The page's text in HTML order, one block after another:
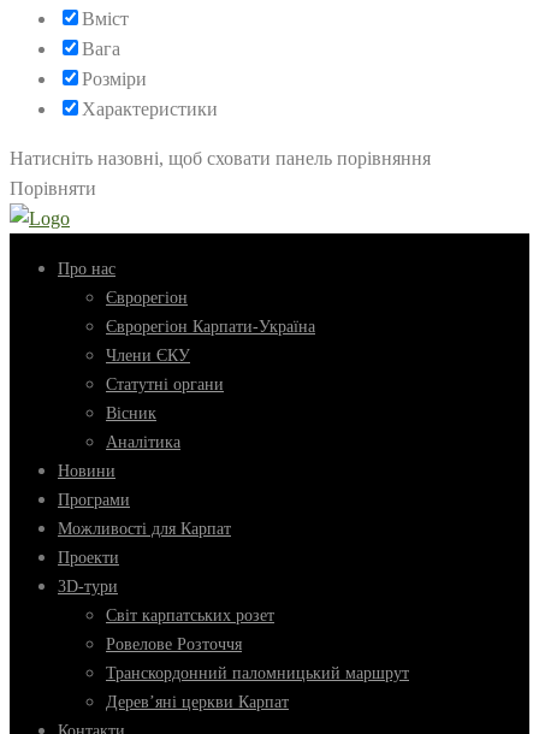
Вміст
Вага
Розміри
Характеристики
Натисніть назовні, щоб сховати панель порівняння
Порівняти
Про нас
Єврорегіон
Єврорегіон Карпати-Україна
Члени ЄКУ
Статутні органи
Вісник
Аналітика
Новини
Програми
Можливості для Карпат
Проекти
3D-тури
Світ карпатських розет
Ровелове Розточчя
Транскордонний паломницький маршрут
Дерев’яні церкви Карпат